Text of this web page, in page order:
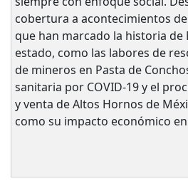
cobertura a acontecimientos
que han marcado la historia de
estado, como las labores de
de mineros en Pasta de
sanitaria por COVID-19 y el
y venta de Altos Hornos de
como su impacto económico